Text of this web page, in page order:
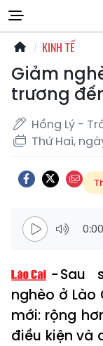
KINH TẾ
Giảm
trương
Hồng Lý -
Thứ Hai,
0:00
Sau
nghèo ở
mới: rộng
điều kiện và